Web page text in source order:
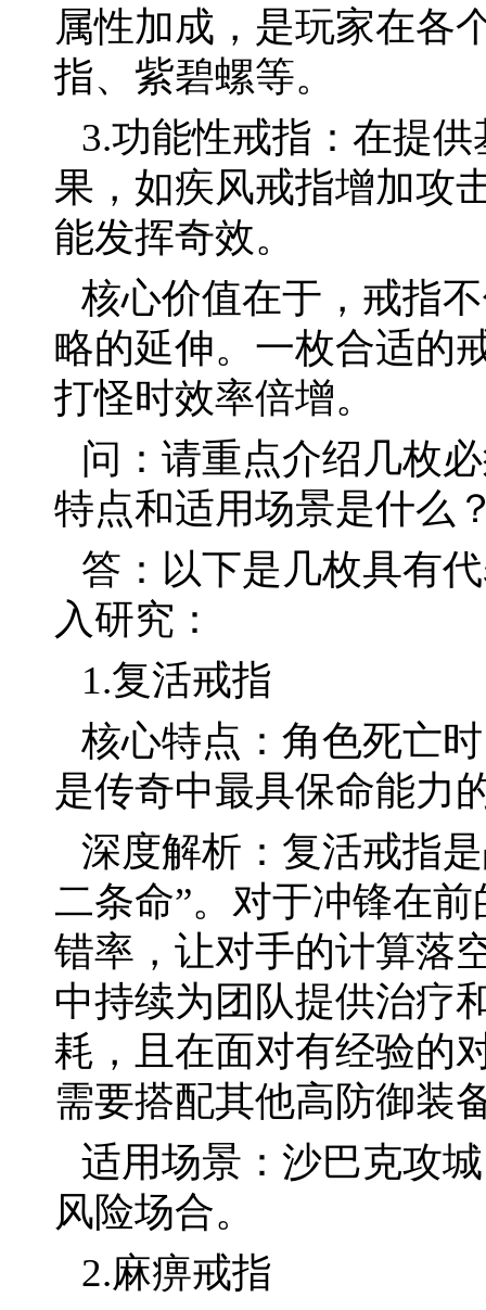
属性加成，是玩家在各
指、紫碧螺等。
3.功能性戒指：在提
果，如疾风戒指增加攻
能发挥奇效。
核心价值在于，戒指
略的延伸。一枚合适的
打怪时效率倍增。
问：请重点介绍几枚
特点和适用场景是什么
答：以下是几枚具有
入研究：
1.复活戒指
核心特点：角色死亡
是传奇中最具保命能力
深度解析：复活戒指
二条命”。对于冲锋在
错率，让对手的计算落
中持续为团队提供治疗
耗，且在面对有经验的
需要搭配其他高防御装
适用场景：沙巴克攻
风险场合。
2.麻痹戒指